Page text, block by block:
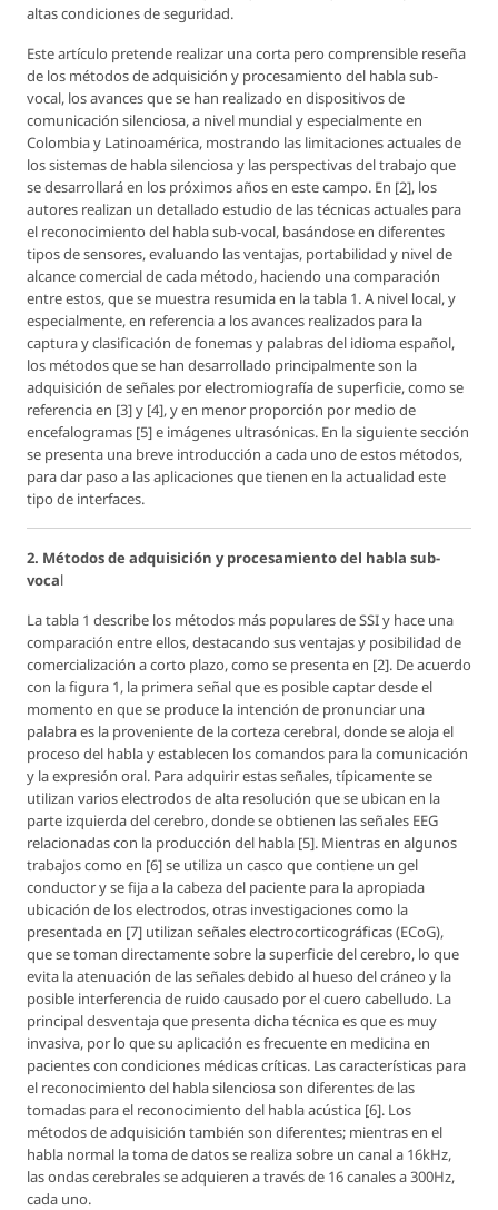
altas condiciones de seguridad.
Este artículo pretende realizar una corta pero comprensible reseña
de los métodos de adquisición y procesamiento del habla sub-
vocal, los avances que se han realizado en dispositivos de
comunicación silenciosa, a nivel mundial y especialmente en
Colombia y Latinoamérica, mostrando las limitaciones actuales de
los sistemas de habla silenciosa y las perspectivas del trabajo que
se desarrollará en los próximos años en este campo. En [2], los
autores realizan un detallado estudio de las técnicas actuales para
el reconocimiento del habla sub-vocal, basándose en diferentes
tipos de sensores, evaluando las ventajas, portabilidad y nivel de
alcance comercial de cada método, haciendo una comparación
entre estos, que se muestra resumida en la tabla 1. A nivel local, y
especialmente, en referencia a los avances realizados para la
captura y clasificación de fonemas y palabras del idioma español,
los métodos que se han desarrollado principalmente son la
adquisición de señales por electromiografía de superficie, como se
referencia en [3] y [4], y en menor proporción por medio de
encefalogramas [5] e imágenes ultrasónicas. En la siguiente sección
se presenta una breve introducción a cada uno de estos métodos,
para dar paso a las aplicaciones que tienen en la actualidad este
tipo de interfaces.
2. Métodos de adquisición y procesamiento del habla sub-
vocal
La tabla 1 describe los métodos más populares de SSI y hace una
comparación entre ellos, destacando sus ventajas y posibilidad de
comercialización a corto plazo, como se presenta en [2]. De acuerdo
con la figura 1, la primera señal que es posible captar desde el
momento en que se produce la intención de pronunciar una
palabra es la proveniente de la corteza cerebral, donde se aloja el
proceso del habla y establecen los comandos para la comunicación
y la expresión oral. Para adquirir estas señales, típicamente se
utilizan varios electrodos de alta resolución que se ubican en la
parte izquierda del cerebro, donde se obtienen las señales EEG
relacionadas con la producción del habla [5]. Mientras en algunos
trabajos como en [6] se utiliza un casco que contiene un gel
conductor y se fija a la cabeza del paciente para la apropiada
ubicación de los electrodos, otras investigaciones como la
presentada en [7] utilizan señales electrocorticográficas (ECoG),
que se toman directamente sobre la superficie del cerebro, lo que
evita la atenuación de las señales debido al hueso del cráneo y la
posible interferencia de ruido causado por el cuero cabelludo. La
principal desventaja que presenta dicha técnica es que es muy
invasiva, por lo que su aplicación es frecuente en medicina en
pacientes con condiciones médicas críticas. Las características para
el reconocimiento del habla silenciosa son diferentes de las
tomadas para el reconocimiento del habla acústica [6]. Los
métodos de adquisición también son diferentes; mientras en el
habla normal la toma de datos se realiza sobre un canal a 16kHz,
las ondas cerebrales se adquieren a través de 16 canales a 300Hz,
cada uno.